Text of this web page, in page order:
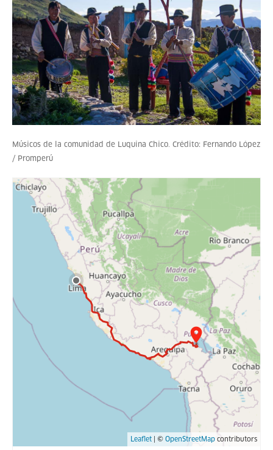
Músicos de la comunidad de Luquina Chico. Crédito: Fernando López
/ Promperú
Leaflet | © OpenStreetMap contributors